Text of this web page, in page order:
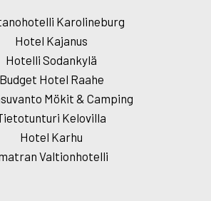
Karolineburg
Hotel Kajanus
Hotelli Sodankylä
Budget Hotel Raahe
Mökit & Camping
Kelovilla
Hotel Karhu
Valtionhotelli